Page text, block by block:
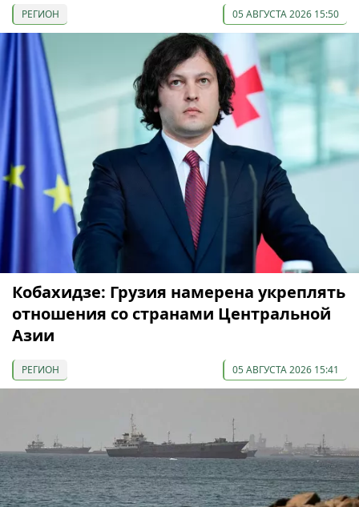
РЕГИОН 05 АВГУСТА 2026 15:50
Кобахидзе: Грузия намерена укреплять
отношения со странами Центральной
Азии
РЕГИОН 05 АВГУСТА 2026 15:41